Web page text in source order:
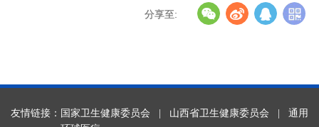
分享至:
友情链接： 国家卫生健康委员会 山西省卫生健康委员会
通用